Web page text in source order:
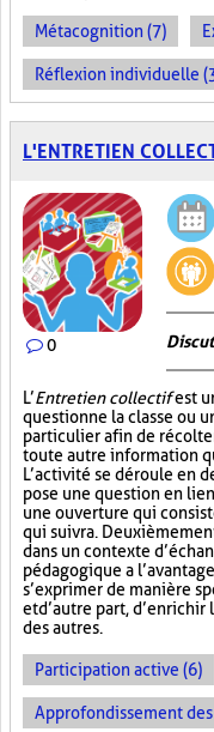
Métacognition (7)
Réflexion individuelle
L'ENTRETIEN
0
L’Entretien collectifest
questionne la classe ou
particulier afin de
toute autre information
L’activité se déroule en
pose une question en
une ouverture qui
qui suivra.
dans un contexte
pédagogique a
s’exprimer de manière
et d’autre part,
des autres.
Participation active (6)
Approfondissement